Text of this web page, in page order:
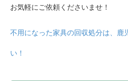
お気軽にご依頼くださいませ！
不用になった家具の回収処分は、鹿
い！